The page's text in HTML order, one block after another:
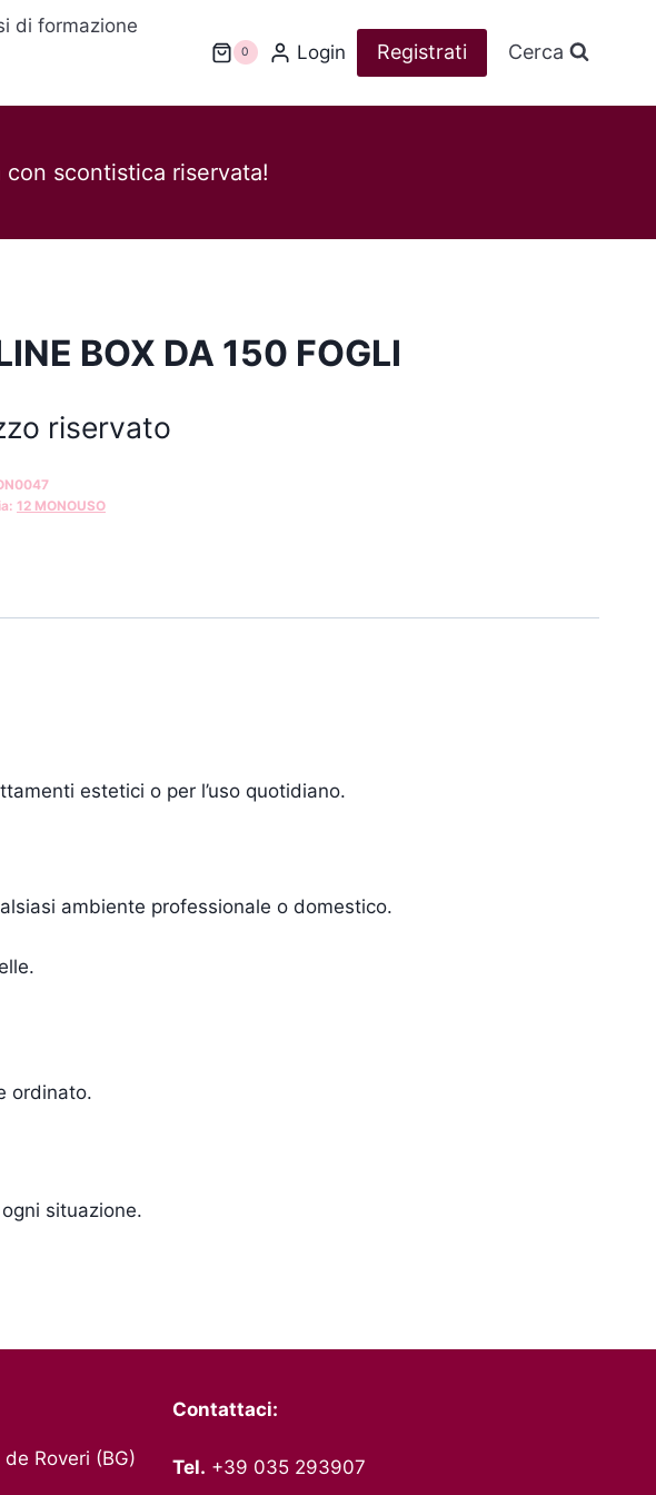
di formazione
0 Login Registrati Cerca
con scontistica riservata!
BOX DA 150 FOGLI
riservato
12 MONOUSO
estetici o per l’uso quotidiano.
ambiente professionale o domestico.
ordinato.
situazione.
Roveri (BG)
Contattaci:
Tel. +39 035 293907